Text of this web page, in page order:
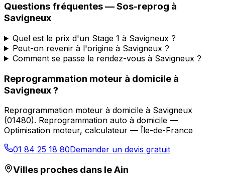
Questions fréquentes —Sos-reprog à
Savigneux
Quel est le prix d'un Stage 1 à Savigneux ?
Peut-on revenir à l'origine à Savigneux ?
Comment se passe le rendez-vous à Savigneux ?
Reprogrammation moteur à domicile à
Savigneux?
Reprogrammation moteur à domicile à Savigneux
(01480). Reprogrammation auto à domicile —
Optimisation moteur, calculateur — Île-de-France
01 84 25 18 80Demander un devis gratuit
Villes proches dans leAin